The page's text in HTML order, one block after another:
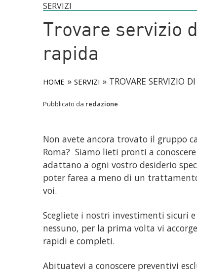
SERVIZI
Trovare servizio
rapida
HOME » SERVIZI » TROVARE SERVIZIO
Pubblicato da redazione
Non avete ancora trovato il gruppo
Roma? Siamo lieti pronti a
adattano a ogni vostro desiderio
poter farea a meno di un
voi.
Scegliete i nostri investimenti sicuri
nessuno, per la prima volta vi
rapidi e completi.
Abituatevi a conoscere preventivi